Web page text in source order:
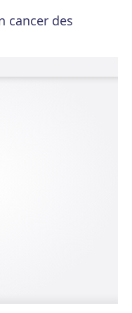
cancer des